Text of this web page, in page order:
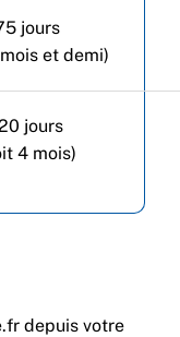
jours
et demi)
jours
4 mois)
depuis votre